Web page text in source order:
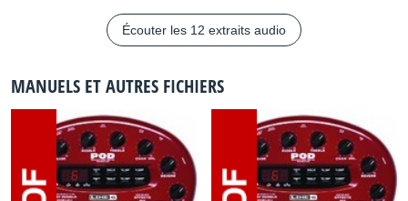
Écouter les 12 extraits audio
MANUELS ET AUTRES FICHIERS